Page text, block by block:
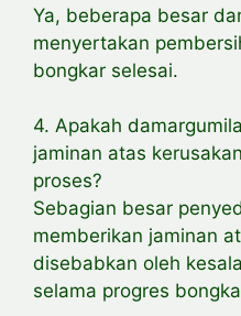
Ya, beberapa besar
menyertakan
bongkar selesai.
4. Apakah
jaminan atas
proses?
Sebagian besar
memberikan jaminan
disebabkan oleh
selama progres